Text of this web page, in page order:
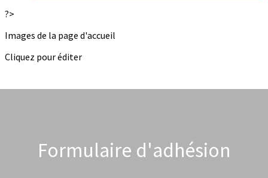
?>
Images de la page d'accueil
Cliquez pour éditer
Formulaire d'adhésion